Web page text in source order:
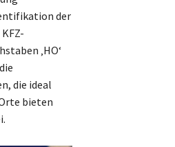
der
‚HO‘
die ideal
bieten